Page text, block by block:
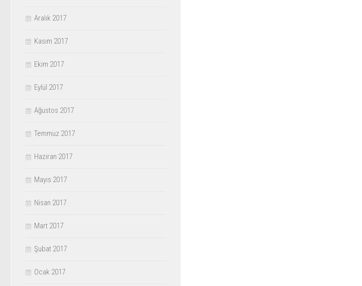
Aralık 2017
Kasım 2017
Ekim 2017
Eylül 2017
Ağustos 2017
Temmuz 2017
Haziran 2017
Mayıs 2017
Nisan 2017
Mart 2017
Şubat 2017
Ocak 2017